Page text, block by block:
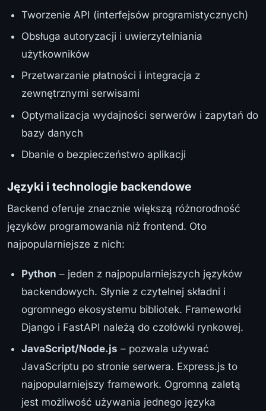
Tworzenie API (interfejsów programistycznych)
Obsługa autoryzacji i uwierzytelniania
użytkowników
Przetwarzanie płatności i integracja z
zewnętrznymi serwisami
Optymalizacja wydajności serwerów i zapytań do
bazy danych
Dbanie o bezpieczeństwo aplikacji
Języki i technologie backendowe
Backend oferuje znacznie większą różnorodność
języków programowania niż frontend. Oto
najpopularniejsze z nich:
Python – jeden z najpopularniejszych języków
backendowych. Słynie z czytelnej składni i
ogromnego ekosystemu bibliotek. Frameworki
Django i FastAPI należą do czołówki rynkowej.
JavaScript/Node.js – pozwala używać
JavaScriptu po stronie serwera. Express.js to
najpopularniejszy framework. Ogromną zaletą
jest możliwość używania jednego języka